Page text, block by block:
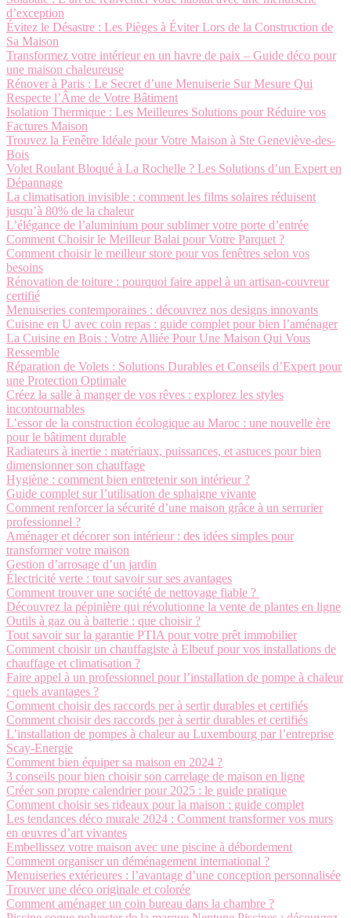
d’exception
Évitez le Désastre : Les Pièges à Éviter Lors de la Construction de
Sa Maison
Transformez votre intérieur en un havre de paix – Guide déco pour
une maison chaleureuse
Rénover à Paris : Le Secret d’une Menuiserie Sur Mesure Qui
Respecte l’Âme de Votre Bâtiment
Isolation Thermique : Les Meilleures Solutions pour Réduire vos
Factures Maison
Trouvez la Fenêtre Idéale pour Votre Maison à Ste Geneviève-des-
Bois
Volet Roulant Bloqué à La Rochelle ? Les Solutions d’un Expert en
Dépannage
La climatisation invisible : comment les films solaires réduisent
jusqu’à 80% de la chaleur
L’élégance de l’aluminium pour sublimer votre porte d’entrée
Comment Choisir le Meilleur Balai pour Votre Parquet ?
Comment choisir le meilleur store pour vos fenêtres selon vos
besoins
Rénovation de toiture : pourquoi faire appel à un artisan-couvreur
certifié
Menuiseries contemporaines : découvrez nos designs innovants
Cuisine en U avec coin repas : guide complet pour bien l’aménager
La Cuisine en Bois : Votre Alliée Pour Une Maison Qui Vous
Ressemble
Réparation de Volets : Solutions Durables et Conseils d’Expert pour
une Protection Optimale
Créez la salle à manger de vos rêves : explorez les styles
incontournables
L’essor de la construction écologique au Maroc : une nouvelle ère
pour le bâtiment durable
Radiateurs à inertie : matériaux, puissances, et astuces pour bien
dimensionner son chauffage
Hygiène : comment bien entretenir son intérieur ?
Guide complet sur l’utilisation de sphaigne vivante
Comment renforcer la sécurité d’une maison grâce à un serrurier
professionnel ?
Aménager et décorer son intérieur : des idées simples pour
transformer votre maison
Gestion d’arrosage d’un jardin
Électricité verte : tout savoir sur ses avantages
Comment trouver une société de nettoyage fiable ?
Découvrez la pépinière qui révolutionne la vente de plantes en ligne
Outils à gaz ou à batterie : que choisir ?
Tout savoir sur la garantie PTIA pour votre prêt immobilier
Comment choisir un chauffagiste à Elbeuf pour vos installations de
chauffage et climatisation ?
Faire appel à un professionnel pour l’installation de pompe à chaleur
: quels avantages ?
Comment choisir des raccords per à sertir durables et certifiés
Comment choisir des raccords per à sertir durables et certifiés
L’installation de pompes à chaleur au Luxembourg par l’entreprise
Scay-Energie
Comment bien équiper sa maison en 2024 ?
3 conseils pour bien choisir son carrelage de maison en ligne
Créer son propre calendrier pour 2025 : le guide pratique
Comment choisir ses rideaux pour la maison : guide complet
Les tendances déco murale 2024 : Comment transformer vos murs
en œuvres d’art vivantes
Embellissez votre maison avec une piscine à débordement
Comment organiser un déménagement international ?
Menuiseries extérieures : l’avantage d’une conception personnalisée
Trouver une déco originale et colorée
Comment aménager un coin bureau dans la chambre ?